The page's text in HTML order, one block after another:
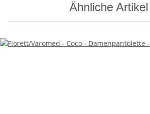
Ähnliche Artikel